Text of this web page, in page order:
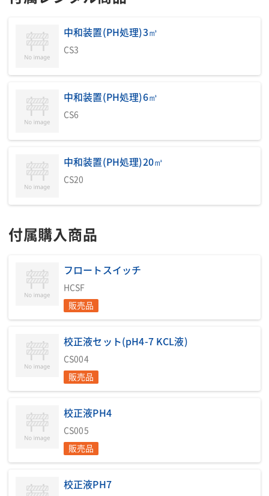
中和装置(PH処理)3㎥
CS3
中和装置(PH処理)6㎥
CS6
中和装置(PH処理)20㎥
CS20
付属購入商品
フロートスイッチ
HCSF
販売品
校正液セット(pH4-7 KCL液)
CS004
販売品
校正液PH4
CS005
販売品
校正液PH7